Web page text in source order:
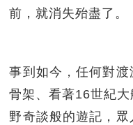
前，就消失殆盡了。
事到如今，任何對
骨架、看著16世紀
野奇談般的遊記，